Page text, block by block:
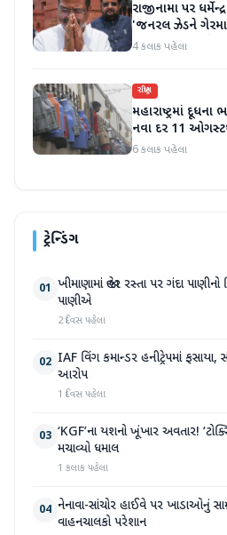
રાજીનામા પર
'જનરલ ઝેડને
આવ્યો, મારા માટે
4 કલાક પહેલા
રાષ્ટ્રીય
મહારાષ્ટ્રમાં દૂધના
નવા દર 11
6 કલાક પહેલા
ટ્રેન્ડિંગ
01 ખીમાણામાં જાહેર રસ્તા પર ગંદા
પાણીએ
2 દિવસ પહેલા
02 IAF વિંગ કમાન્ડર હનીટ્રેપમાં ફસાયા,
આરોપ
1 દિવસ પહેલા
03 ‘KGF’ના યશનો ખૂંખાર અવતાર!
મચાવ્યો ધમાલ
1 કલાક પહેલા
04 નેનાવા-સાંચોર હાઈવે પર ખાડાઓનું
વાહનચાલકો પરેશાન